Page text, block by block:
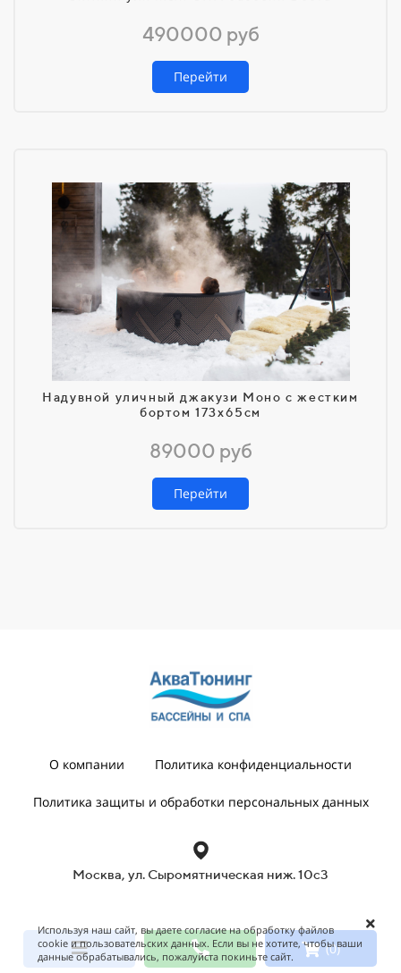
(0)
490000 руб
Перейти
Надувной уличный джакузи Моно с жестким
бортом 173х65см
89000 руб
Перейти
О компании Политика конфиденциальности
Политика защиты и обработки персональных данных
Москва, ул. Сыромятническая ниж. 10с3
Используя наш сайт, вы даете согласие на обработку файлов
cookie и пользовательских данных. Если вы не хотите, чтобы ваши
данные обрабатывались, пожалуйста покиньте сайт.